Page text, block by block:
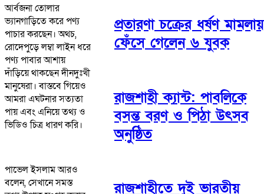
আর্বজনা তোলার
ভ্যানগাড়িতে করে পণ্য
পাচার করছেন। অথচ,
রোদেপুড়ে লম্বা লাইন ধরে
পণ্য পাবার আশায়
দাঁড়িয়ে থাকছেন দীনদুঃখী
মানুষেরা। বাস্তবে গিয়েও
আমরা এঘটনার সত্যতা
পায় এবং এনিয়ে তথ্য ও
ভিডিও চিত্র ধারণ করি।
পাভেল ইসলাম আরও
বলেন, সেখানে সমস্ত
প্রতারণা চক্রের ধর্ষণ মামলায়
ফেঁসে গেলেন ৬ যুবক
রাজশাহী ক্যান্ট: পাবলিকে
বসন্ত বরণ ও পিঠা উৎসব
অনুষ্ঠিত
রাজশাহীতে দুই ভারতীয়